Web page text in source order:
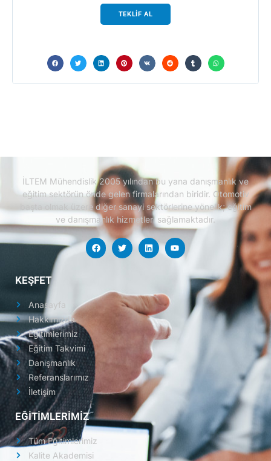
TEKLİF AL
İLTEM Mühendislik 2005 yılından bu yana danışmanlık ve
eğitim sektörün önde gelen firmalarından biridir. Otomotiv
başta olmak üzere diğer sanayi sektörlerine yönelik; eğitim
ve danışmanlık hizmetleri sağlamaktadır.
KEŞFET
Anasayfa
Hakkımızda
Eğitimlerimiz
Eğitim Takvimi
Danışmanlık
Referanslarımız
İletişim
EĞİTİMLERİMİZ
Tüm Eğitimlerimiz
Kalite Akademisi